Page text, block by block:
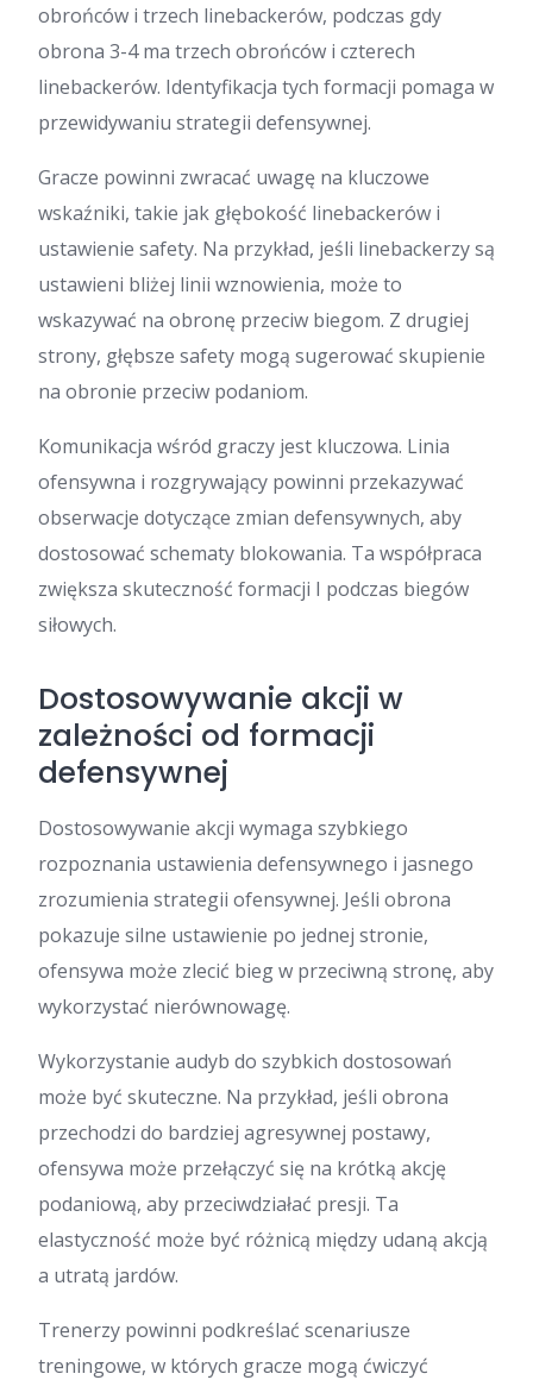
obrońców i trzech linebackerów, podczas gdy
obrona 3-4 ma trzech obrońców i czterech
linebackerów. Identyfikacja tych formacji pomaga w
przewidywaniu strategii defensywnej.
Gracze powinni zwracać uwagę na kluczowe
wskaźniki, takie jak głębokość linebackerów i
ustawienie safety. Na przykład, jeśli linebackerzy są
ustawieni bliżej linii wznowienia, może to
wskazywać na obronę przeciw biegom. Z drugiej
strony, głębsze safety mogą sugerować skupienie
na obronie przeciw podaniom.
Komunikacja wśród graczy jest kluczowa. Linia
ofensywna i rozgrywający powinni przekazywać
obserwacje dotyczące zmian defensywnych, aby
dostosować schematy blokowania. Ta współpraca
zwiększa skuteczność formacji I podczas biegów
siłowych.
Dostosowywanie akcji w
zależności od formacji
defensywnej
Dostosowywanie akcji wymaga szybkiego
rozpoznania ustawienia defensywnego i jasnego
zrozumienia strategii ofensywnej. Jeśli obrona
pokazuje silne ustawienie po jednej stronie,
ofensywa może zlecić bieg w przeciwną stronę, aby
wykorzystać nierównowagę.
Wykorzystanie audyb do szybkich dostosowań
może być skuteczne. Na przykład, jeśli obrona
przechodzi do bardziej agresywnej postawy,
ofensywa może przełączyć się na krótką akcję
podaniową, aby przeciwdziałać presji. Ta
elastyczność może być różnicą między udaną akcją
a utratą jardów.
Trenerzy powinni podkreślać scenariusze
treningowe, w których gracze mogą ćwiczyć